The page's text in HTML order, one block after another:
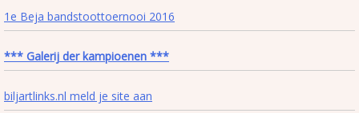
1e Beja bandstoottoernooi 2016
*** Galerij der kampioenen ***
biljartlinks.nl meld je site aan